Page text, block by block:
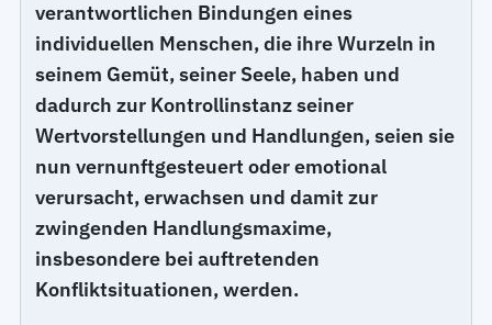
verantwortlichen Bindungen eines
individuellen Menschen, die ihre Wurzeln in
seinem Gemüt, seiner Seele, haben und
dadurch zur Kontrollinstanz seiner
Wertvorstellungen und Handlungen, seien sie
nun vernunftgesteuert oder emotional
verursacht, erwachsen und damit zur
zwingenden Handlungsmaxime,
insbesondere bei auftretenden
Konfliktsituationen, werden.